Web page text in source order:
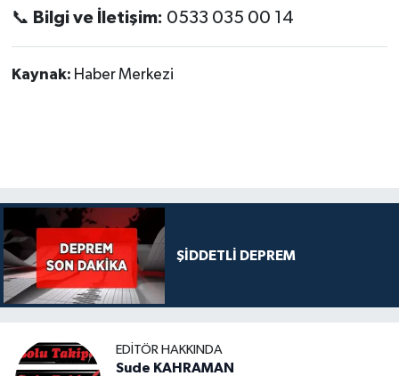
📞 Bilgi ve İletişim: 0533 035 00 14
Kaynak: Haber Merkezi
ŞİDDETLİ DEPREM
EDITÖR HAKKINDA
Sude KAHRAMAN